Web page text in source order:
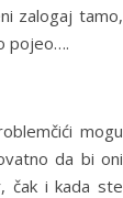
zalogaj tamo,
pojeo….
mogu
da bi oni
čak i kada ste